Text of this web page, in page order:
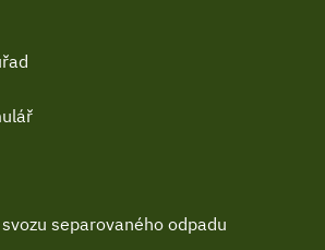
separovaného odpadu